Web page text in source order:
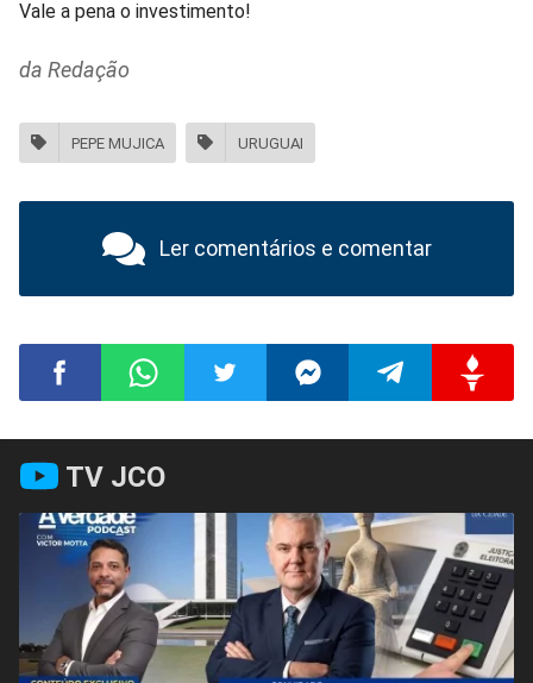
Vale a pena o investimento!
da Redação
PEPE MUJICA URUGUAI
Ler comentários e comentar
Compartilhar
no
Facebook
no
Whatsapp
no
Twitter
no
Messenger
no
Telegram
no
Gettr
TV JCO